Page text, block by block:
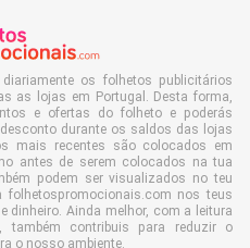
os folhetos publicitários
as lojas em Portugal. Desta forma,
e ofertas do folheto e poderás
durante os saldos das lojas
mais recentes são colocados em
antes de serem colocados na tua
podem ser visualizados no teu
nos teus
dinheiro. Ainda melhor, com a leitura
também contribuis para reduzir o
o nosso ambiente.